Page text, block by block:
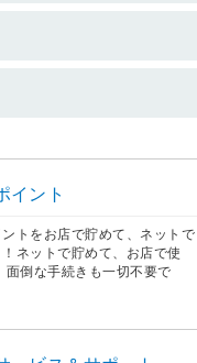
イント
ントをお店で貯めて、ネットで
！ネットで貯めて、お店で使
面倒な手続きも一切不要で